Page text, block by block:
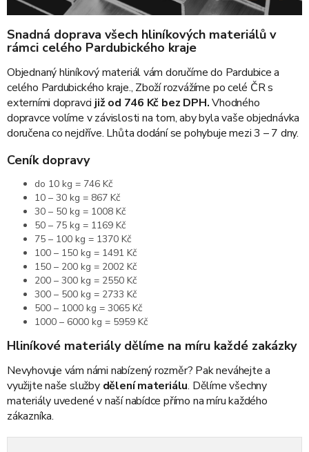
Snadná doprava všech hliníkových materiálů v
rámci celého Pardubického kraje
Objednaný hliníkový materiál vám doručíme do Pardubice a
celého Pardubického kraje., Zboží rozvážíme po celé ČR s
externími dopravci již od 746 Kč bez DPH.Vhodného
dopravce volíme v závislosti na tom, aby byla vaše objednávka
doručena co nejdříve. Lhůta dodání se pohybuje mezi 3 – 7 dny.
Ceník dopravy
do 10 kg = 746 Kč
10 – 30 kg = 867 Kč
30 – 50 kg = 1008 Kč
50 – 75 kg = 1169 Kč
75 – 100 kg = 1370 Kč
100 – 150 kg = 1491 Kč
150 – 200 kg = 2002 Kč
200 – 300 kg = 2550 Kč
300 – 500 kg = 2733 Kč
500 – 1000 kg = 3065 Kč
1000 – 6000 kg = 5959 Kč
Hliníkové materiály dělíme na míru každé zakázky
Nevyhovuje vám námi nabízený rozměr? Pak neváhejte a
využijte naše služby dělení materiálu. Dělíme všechny
materiály uvedené v naší nabídce přímo na míru každého
zákazníka.